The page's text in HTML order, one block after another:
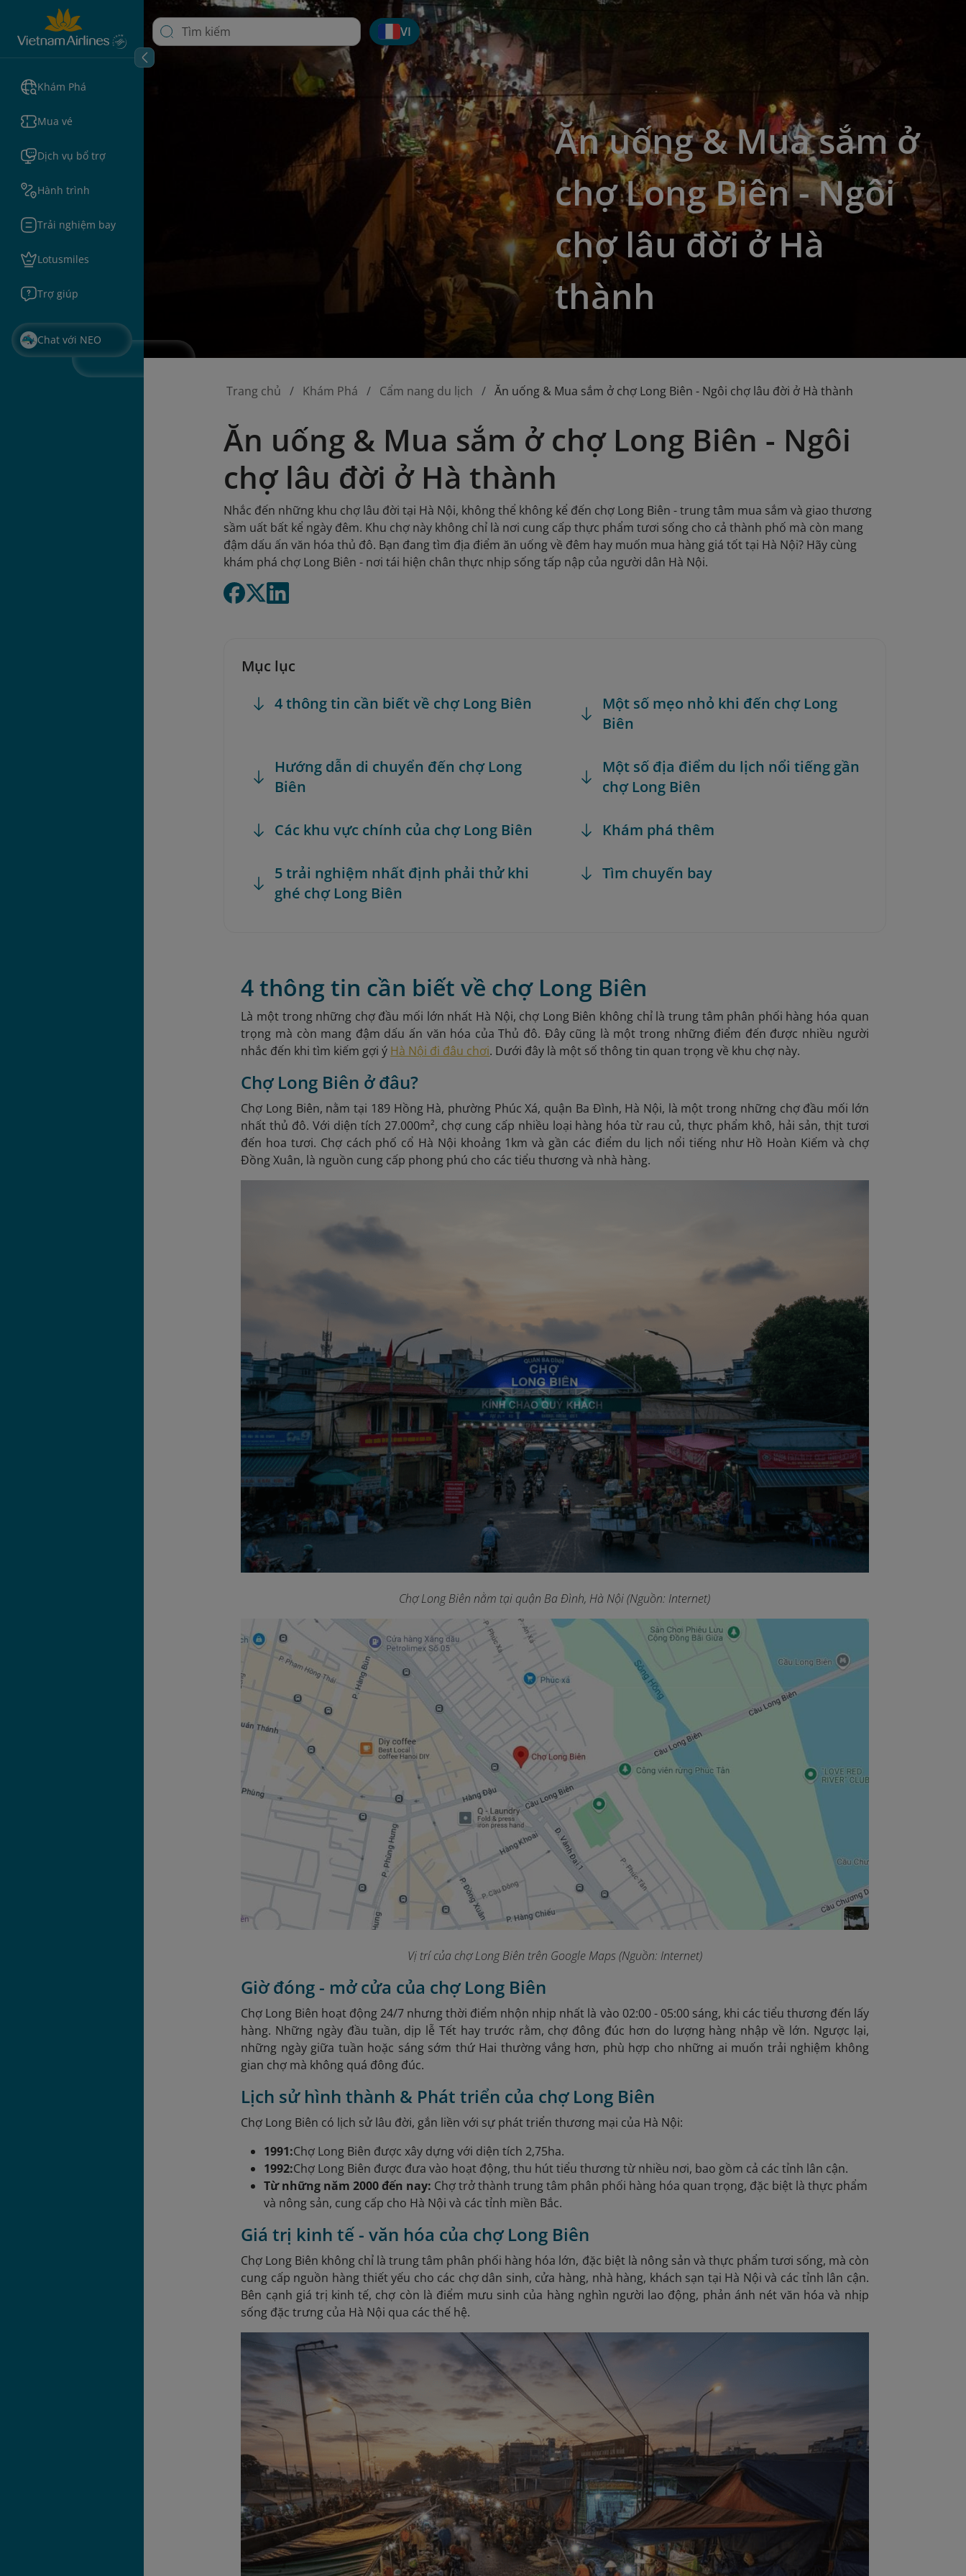
Khám Phá
Mua vé
Dịch vụ bổ trợ
Hành trình
Trải nghiệm bay
Lotusmiles
Trợ giúp
Chat với NEO
VI
Ăn uống & Mua sắm ở
chợ Long Biên - Ngôi
chợ lâu đời ở Hà
thành
Trang chủ Khám Phá Cẩm nang du lịch Ăn uống & Mua sắm ở chợ Long Biên - Ngôi chợ lâu đời ở Hà thành
Ăn uống & Mua sắm ở chợ Long Biên - Ngôi
chợ lâu đời ở Hà thành
Nhắc đến những khu chợ lâu đời tại Hà Nội, không thể không kể đến chợ Long Biên - trung tâm mua sắm và giao thương
sầm uất bất kể ngày đêm. Khu chợ này không chỉ là nơi cung cấp thực phẩm tươi sống cho cả thành phố mà còn mang
đậm dấu ấn văn hóa thủ đô. Bạn đang tìm địa điểm ăn uống về đêm hay muốn mua hàng giá tốt tại Hà Nội? Hãy cùng
khám phá chợ Long Biên - nơi tái hiện chân thực nhịp sống tấp nập của người dân Hà Nội.
Mục lục
4 thông tin cần biết về chợ Long Biên
Hướng dẫn di chuyển đến chợ Long
Biên
Các khu vực chính của chợ Long Biên
5 trải nghiệm nhất định phải thử khi
ghé chợ Long Biên
Một số mẹo nhỏ khi đến chợ Long
Biên
Một số địa điểm du lịch nổi tiếng gần
chợ Long Biên
Khám phá thêm
Tìm chuyến bay
4 thông tin cần biết về chợ Long Biên
Là một trong những chợ đầu mối lớn nhất Hà Nội, chợ Long Biên không chỉ là trung tâm phân phối hàng hóa quan
trọng mà còn mang đậm dấu ấn văn hóa của Thủ đô. Đây cũng là một trong những điểm đến được nhiều người
nhắc đến khi tìm kiếm gợi ý Hà Nội đi đâu chơi. Dưới đây là một số thông tin quan trọng về khu chợ này.
Chợ Long Biên ở đâu?
Chợ Long Biên, nằm tại 189 Hồng Hà, phường Phúc Xá, quận Ba Đình, Hà Nội, là một trong những chợ đầu mối lớn
nhất thủ đô. Với diện tích 27.000m², chợ cung cấp nhiều loại hàng hóa từ rau củ, thực phẩm khô, hải sản, thịt tươi
đến hoa tươi. Chợ cách phố cổ Hà Nội khoảng 1km và gần các điểm du lịch nổi tiếng như Hồ Hoàn Kiếm và chợ
Đồng Xuân, là nguồn cung cấp phong phú cho các tiểu thương và nhà hàng.
Chợ Long Biên nằm tại quận Ba Đình, Hà Nội (Nguồn: Internet)
Vị trí của chợ Long Biên trên Google Maps (Nguồn: Internet)
Giờ đóng - mở cửa của chợ Long Biên
Chợ Long Biên hoạt động 24/7 nhưng thời điểm nhộn nhịp nhất là vào 02:00 - 05:00 sáng, khi các tiểu thương đến lấy
hàng. Những ngày đầu tuần, dịp lễ Tết hay trước rằm, chợ đông đúc hơn do lượng hàng nhập về lớn. Ngược lại,
những ngày giữa tuần hoặc sáng sớm thứ Hai thường vắng hơn, phù hợp cho những ai muốn trải nghiệm không
gian chợ mà không quá đông đúc.
Lịch sử hình thành & Phát triển của chợ Long Biên
Chợ Long Biên có lịch sử lâu đời, gắn liền với sự phát triển thương mại của Hà Nội:
1991:Chợ Long Biên được xây dựng với diện tích 2,75ha.
1992:Chợ Long Biên được đưa vào hoạt động, thu hút tiểu thương từ nhiều nơi, bao gồm cả các tỉnh lân cận.
Từ những năm 2000 đến nay: Chợ trở thành trung tâm phân phối hàng hóa quan trọng, đặc biệt là thực phẩm
và nông sản, cung cấp cho Hà Nội và các tỉnh miền Bắc.
Giá trị kinh tế - văn hóa của chợ Long Biên
Chợ Long Biên không chỉ là trung tâm phân phối hàng hóa lớn, đặc biệt là nông sản và thực phẩm tươi sống, mà còn
cung cấp nguồn hàng thiết yếu cho các chợ dân sinh, cửa hàng, nhà hàng, khách sạn tại Hà Nội và các tỉnh lân cận.
Bên cạnh giá trị kinh tế, chợ còn là điểm mưu sinh của hàng nghìn người lao động, phản ánh nét văn hóa và nhịp
sống đặc trưng của Hà Nội qua các thế hệ.